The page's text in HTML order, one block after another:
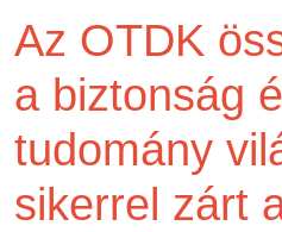
Az OTDK
a biztonság
tudomány
sikerrel zárt